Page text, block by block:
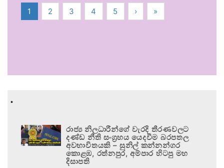
1 2 3 4 5 › »
.
රාජ්‍ය නිලධාරීන්ගේ වැරදි තීරණවලට
දණ්ඩ නීති සංග්‍රහය යෙදවීම බරපතල
අවභාවිතයකි – සුනිල් කන්නන්ගර
කොළඹ, රත්නපුර, අම්පාර හිටපු මහ
දිසාපති